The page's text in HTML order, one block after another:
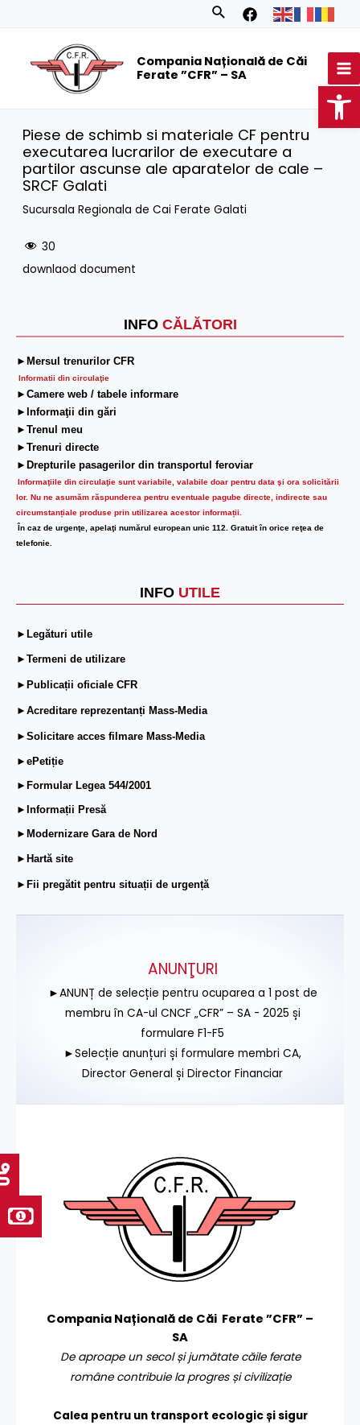
Search
Compania Națională de Căi
Ferate ”CFR” – SA
INFO CĂLĂTORI
►Mersul trenurilor CFR
Informatii din circulaţie
►Camere web / tabele informare
►Informaţii din gări
►Trenul meu
►Trenuri directe
►Drepturile pasagerilor din transportul feroviar
Informaţiile din circulaţie sunt variabile, valabile doar pentru data şi ora solicitării
lor. Nu ne asumăm răspunderea pentru eventuale pagube directe, indirecte sau
circumstanțiale produse prin utilizarea acestor informații.
În caz de urgenţe, apelaţi numărul european unic 112. Gratuit în orice reţea de
telefonie.
INFO UTILE
►Legături utile
►Termeni de utilizare
►Publicații oficiale CFR
►Acreditare reprezentanți Mass-Media
►Solicitare acces filmare Mass-Media
►ePetiție
►Formular Legea 544/2001
►Informații Presă
►Modernizare Gara de Nord
►Hartă site
►Fii pregătit pentru situații de urgență
Piese de schimb si materiale CF pentru
executarea lucrarilor de executare a
partilor ascunse ale aparatelor de cale –
SRCF Galati
Sucursala Regionala de Cai Ferate Galati
30
downlaod document
ANUNŢURI
►ANUNȚ de selecție pentru ocuparea a 1 post de
membru în CA-ul CNCF „CFR” – SA - 2025 și
formulare F1-F5
►Selecție anunțuri și formulare membri CA,
Director General și Director Financiar
Compania Națională de Căi Ferate ”CFR” –
SA
De aproape un secol și jumătate căile ferate
române contribuie la progres și civilizație
Calea pentru un transport ecologic și sigur